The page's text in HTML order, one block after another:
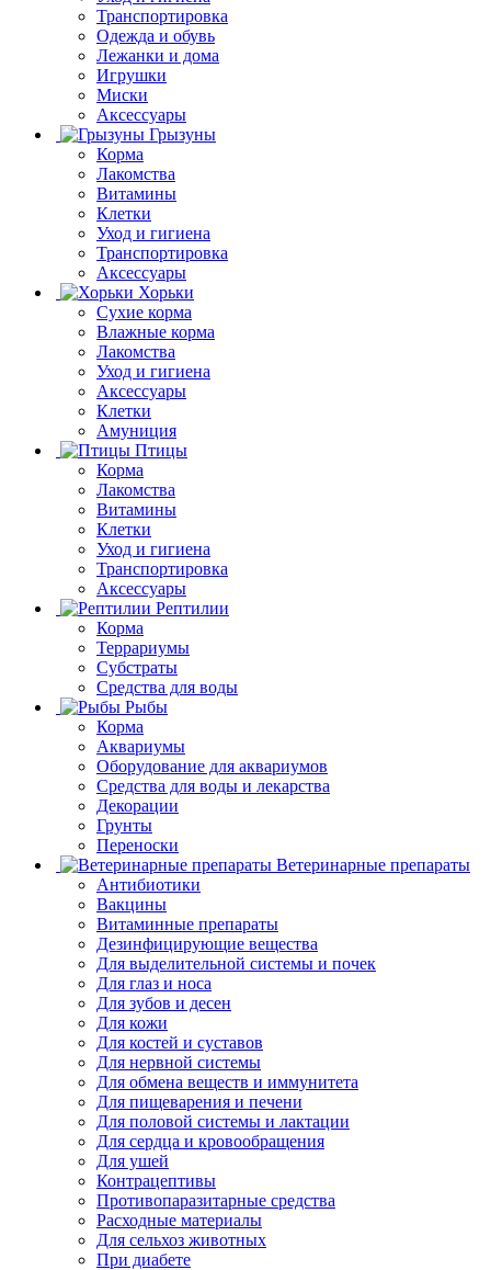
Транспортировка
Одежда и обувь
Лежанки и дома
Игрушки
Миски
Аксессуары
Грызуны
Корма
Лакомства
Витамины
Клетки
Уход и гигиена
Транспортировка
Аксессуары
Хорьки
Сухие корма
Влажные корма
Лакомства
Уход и гигиена
Аксессуары
Клетки
Амуниция
Птицы
Корма
Лакомства
Витамины
Клетки
Уход и гигиена
Транспортировка
Аксессуары
Рептилии
Корма
Террариумы
Субстраты
Средства для воды
Рыбы
Корма
Аквариумы
Оборудование для аквариумов
Средства для воды и лекарства
Декорации
Грунты
Переноски
Ветеринарные препараты
Антибиотики
Вакцины
Витаминные препараты
Дезинфицирующие вещества
Для выделительной системы и почек
Для глаз и носа
Для зубов и десен
Для кожи
Для костей и суставов
Для нервной системы
Для обмена веществ и иммунитета
Для пищеварения и печени
Для половой системы и лактации
Для сердца и кровообращения
Для ушей
Контрацептивы
Противопаразитарные средства
Расходные материалы
Для сельхоз животных
При диабете